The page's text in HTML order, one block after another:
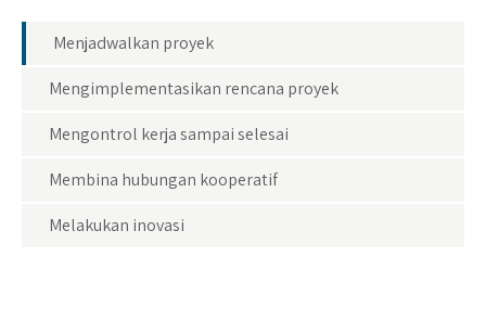
Menjadwalkan proyek
Mengimplementasikan rencana proyek
Mengontrol kerja sampai selesai
Membina hubungan kooperatif
Melakukan inovasi